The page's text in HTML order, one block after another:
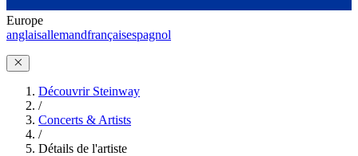
Europe
anglaisallemandfrançaisespagnol
Découvrir Steinway
/
Concerts & Artists
/
Détails de l'artiste